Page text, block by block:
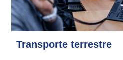
Transporte terrestre